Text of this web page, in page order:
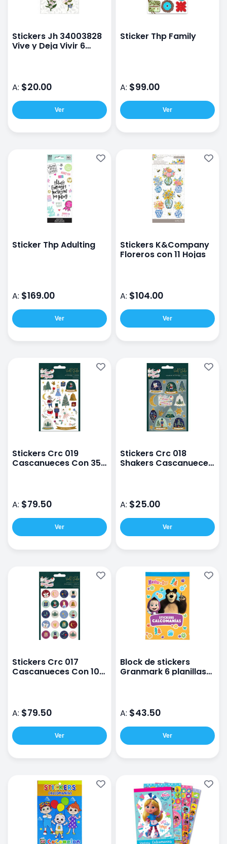
Stickers Jh 34003828
Vive y Deja Vivir 6
A: $20.00
Ver
Sticker Thp Family
A: $99.00
Ver
Sticker Thp Adulting
A: $169.00
Ver
Stickers K&Company
Floreros con 11 Hojas
A: $104.00
Ver
Stickers Crc 019
Cascanueces Con 35
A: $79.50
Ver
Stickers Crc 018
Shakers Cascanueces
A: $25.00
Ver
Stickers Crc 017
Cascanueces Con 100
A: $79.50
Ver
Block de stickers
Granmark 6 planillas
A: $43.50
Ver